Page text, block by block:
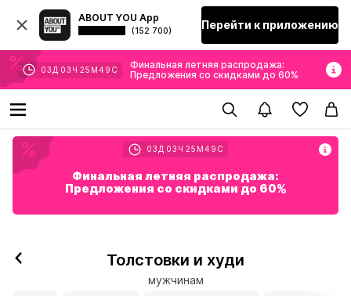
ABOUT YOU App
(152 700) Перейти к приложению
03 Д 03 Ч 25 М 45 С
Финальная летняя распродажа:
Предложения со скидками до 60%
03 Д 03 Ч 25 М 45 С
Финальная летняя распродажа:
Предложения со скидками до 60%
Толстовки и худи
мужчинам